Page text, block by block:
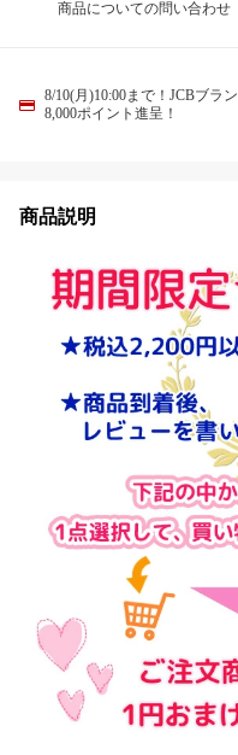
商品についての問い合わせ
8/10(月)10:00まで！JCBブラ
8,000ポイント進呈！
商品説明